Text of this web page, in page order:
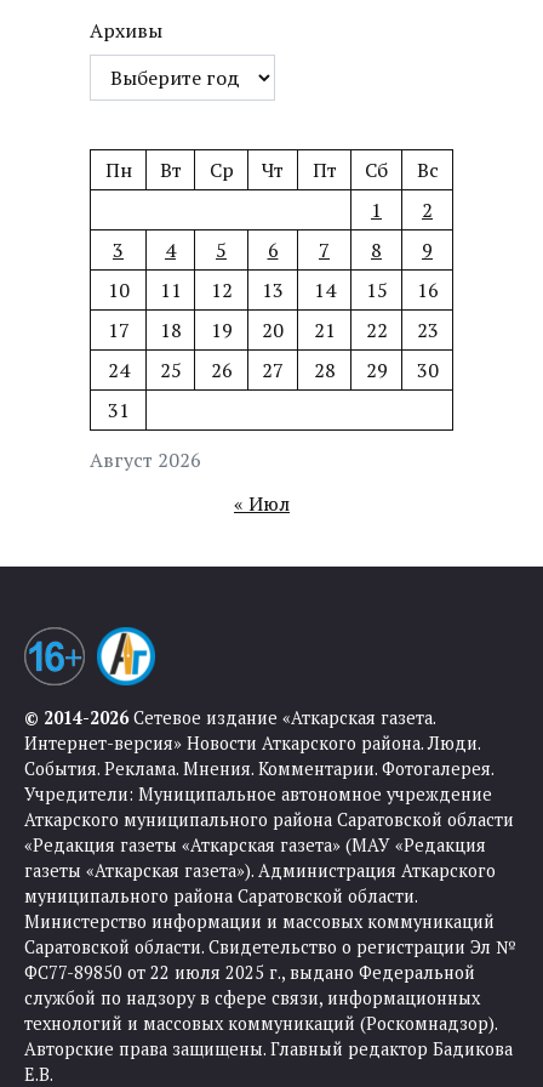
Архивы
Август 2026
Пн Вт Ср Чт Пт Сб
Вс
1
2
3
4 5 6 7 8
9
10
11 12 13 14 15
16
17
18 19 20 21 22
23
24
25 26 27 28 29
30
31
« Июл
© 2014-2026Сетевое издание «Аткарская газета.
Интернет-версия» Новости Аткарского района. Люди.
События. Реклама. Мнения. Комментарии. Фотогалерея.
Учредители: Муниципальное автономное учреждение
Аткарского муниципального района Саратовской области
«Редакция газеты «Аткарская газета» (МАУ «Редакция
газеты «Аткарская газета»). Администрация Аткарского
муниципального района Саратовской области.
Министерство информации и массовых коммуникаций
Саратовской области. Свидетельство о регистрации Эл №
ФС77-89850 от 22 июля 2025 г., выдано Федеральной
службой по надзору в сфере связи, информационных
технологий и массовых коммуникаций (Роскомнадзор).
Авторские права защищены. Главный редактор Бадикова
Е.В.